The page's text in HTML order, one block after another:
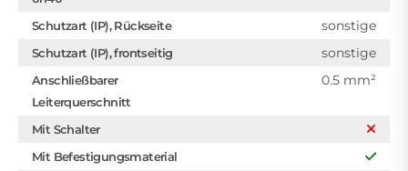
Schutzart (IP), Rückseite sonstige
Schutzart (IP), frontseitig sonstige
Anschließbarer
Leiterquerschnitt
0.5 mm²
Mit Schalter
Mit Befestigungsmaterial